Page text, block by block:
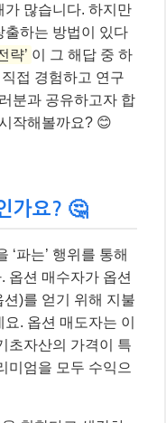
가 많습니다. 하지만
출하는 방법이 있다
략’ 이 그 해답 중 하
접 경험하고 연구
분과 공유하고자 합
작해볼까요? 😊
가요? 🤔
‘파는’ 행위를 통해
옵션 매수자가 옵션
)를 얻기 위해 지불
. 옵션 매도자는 이
초자산의 가격이 특
미엄을 모두 수익으